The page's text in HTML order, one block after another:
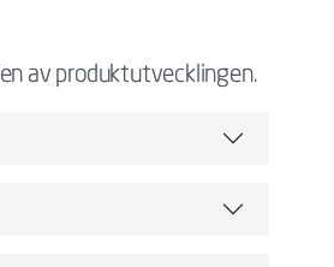
av produktutvecklingen.